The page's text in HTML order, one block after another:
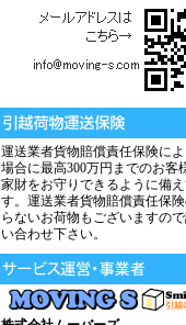
運送業者貨物賠償責任保険に
場合に最高300万円までのお客
家財をお守りできるように備
す。運送業者貨物賠償責任保
らないお荷物もございますの
い合わせ下さい。